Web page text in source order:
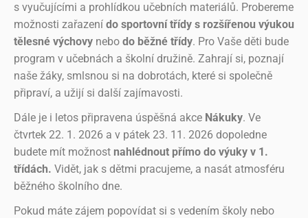
s vyučujícími a prohlídkou učebních materiálů. Probereme
možnosti zařazení do sportovní třídy s rozšířenou výukou
tělesné výchovy nebo do běžné třídy. Pro Vaše děti bude
program v učebnách a školní družině. Zahrají si, poznají
naše žáky, smlsnou si na dobrotách, které si společně
připraví, a užijí si další zajímavosti.
Dále je i letos připravena úspěšná akce Nákuky. Ve
čtvrtek 22. 1. 2026 a v pátek 23. 11. 2026 dopoledne
budete mít možnost nahlédnout přímo do výuky v 1.
třídách. Vidět, jak s dětmi pracujeme, a nasát atmosféru
běžného školního dne.
Pokud máte zájem popovídat si s vedením školy nebo